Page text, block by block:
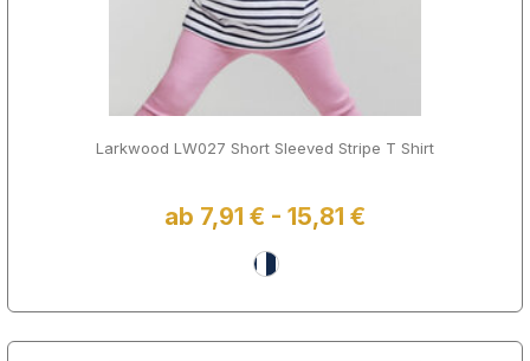
Larkwood LW027 Short Sleeved Stripe T Shirt
ab 7,91 € - 15,81 €